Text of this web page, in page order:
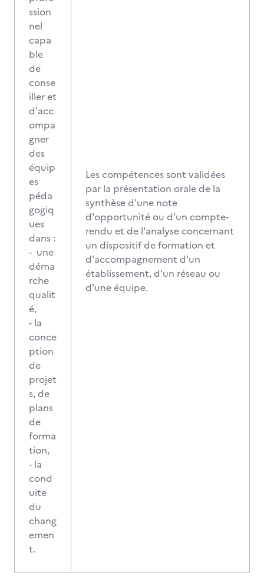
ssion
nel
capa
ble
de
conse
iller et
d'acc
ompa
gner
des
équip
es
péda
gogiq
ues
dans :
- une
déma
rche
qualit
é,
- la
conce
ption
de
projet
s, de
plans
de
forma
tion,
- la
cond
uite
du
chang
emen
t.
Les compétences sont validées
par la présentation orale de la
synthèse d'une note
d'opportunité ou d'un compte-
rendu et de l'analyse concernant
un dispositif de formation et
d'accompagnement d'un
établissement, d'un réseau ou
d'une équipe.